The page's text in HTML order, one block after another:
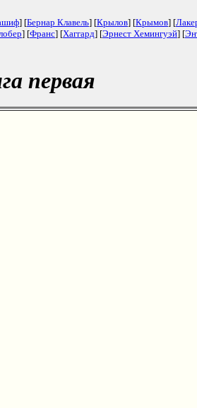
] [Бернар Клавель] [Крылов] [Крымов] [
] [Франс] [Хаггард] [Эрнест Хемингуэй] [
первая